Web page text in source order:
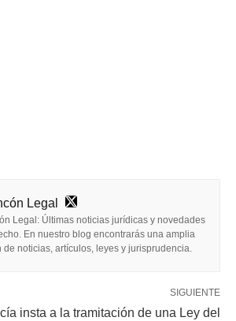
Legal
Legal: Últimas noticias jurídicas y novedades
En nuestro blog encontrarás una amplia
de noticias, artículos, leyes y jurisprudencia.
SIGUIENTE
insta a la tramitación de una Ley del